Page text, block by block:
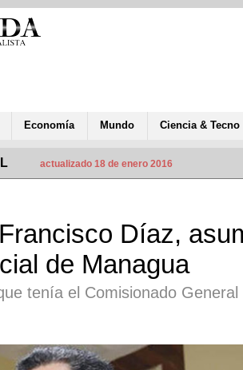
Economía Mundo Ciencia & Tecno
actualizado 18 de enero 2016
Díaz,
de Managua
tenía el Comisionado General